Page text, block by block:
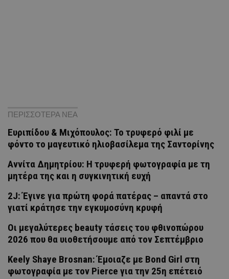
ΠΕΡΙΣΣΟΤΕΡΑ ΝΕΑ
Ευριπίδου & Μιχόπουλος: Το τρυφερό φιλί με
φόντο το μαγευτικό ηλιοβασίλεμα της Σαντορίνης
Αννίτα Δημητρίου: Η τρυφερή φωτογραφία με τη
μητέρα της και η συγκινητική ευχή
2J: Έγινε για πρώτη φορά πατέρας – απαντά στο
γιατί κράτησε την εγκυμοσύνη κρυφή
Οι μεγαλύτερες beauty τάσεις του φθινοπώρου
2026 που θα υιοθετήσουμε από τον Σεπτέμβριο
Keely Shaye Brosnan: Έμοιαζε με Bond Girl στη
φωτογραφία με τον Pierce για την 25η επέτειό